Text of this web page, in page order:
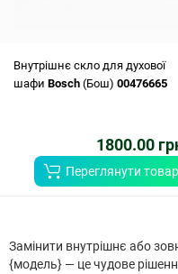
Внутрішнє скло для духової
шафи Bosch (Бош) 00476665
1800.00
Переглянути товар
Замінити внутрішнє або
{модель} — це чудове